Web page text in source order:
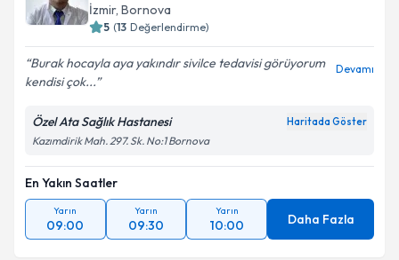
İzmir, Bornova
5 (13 Değerlendirme)
Burak hocayla aya yakındır sivilce tedavisi görüyorum
kendisi çok...
Devamı
Özel Ata Sağlık Hastanesi Haritada Göster
Kazımdirik Mah. 297. Sk. No:1 Bornova
En Yakın Saatler
Yarın
09:00
Yarın
09:30
Yarın
10:00 Daha Fazla